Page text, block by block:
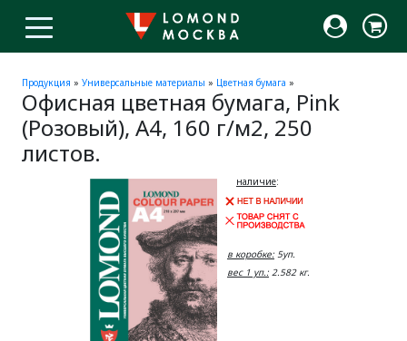
Продукция » Универсальные материалы » Цветная бумага »
Офисная цветная бумага, Pink
(Розовый), A4, 160 г/м2, 250
листов.
наличие:
в коробке: 5уп.
вес 1 уп.: 2.582 кг.